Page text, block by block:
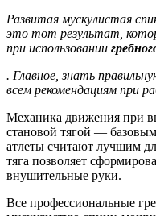
Развитая мускулистая
это тот результат,
при использовании
. Главное, знать
всем рекомендациям при
Механика движения при
становой тягой —
атлеты считают лучшим
тяга позволяет
внушительные руки.
Все профессиональные